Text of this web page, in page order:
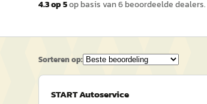
4.3op 5op basis van6beoordeelde dealers.
Sorteren op:
START Autoservice